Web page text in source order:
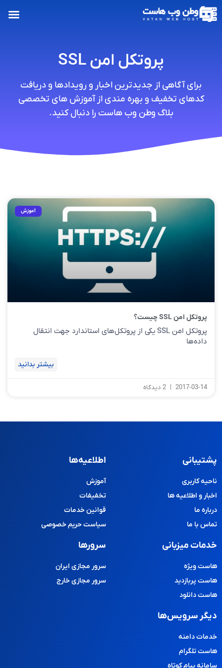
پروتکل امن SSL
برای آگاهی از جدیدترین اخبار و رویدادها و دریافت
کدهای تخفیف و بهره مندی از آموزش های تخصصی
بلاگ وطن وب هاست را دنبال کنید.
آموزش
پروتکل امن SSL چیست؟
پروتکل امن SSL یکی از پروتکل‌های استاندارد جهت انتقال
داده‌ها
بیشتر بدانید
2017-03-14
پشتیبانی
ناحیه کاربری
اخبار و اطلاعیه ها
درباره ما
تماس با ما
اطلاعیه‌ها
آموزش
تخفیفات
قوانین خدمات
سیاست حریم خصوصی
خدمات میزبانی
هاست ویژه
هاست پربازدید
هاست دانلود
سرورها
سرور مجازی ایران
سرور مجازی خارج
دیگر سرویس‌ها
خدمات دامنه
هاست تلگرام
سامانه پیام کوتاه